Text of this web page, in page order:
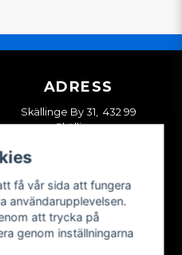
ADRESS
Skällinge By 31, 432 99
Skällinge
få vår sida att fungera
användarupplevelsen.
att trycka på
genom inställningarna